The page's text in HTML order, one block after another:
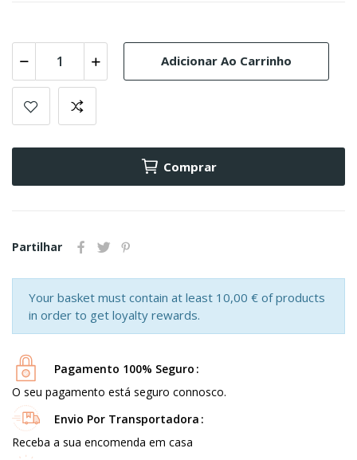
Adicionar Ao Carrinho
Comprar
Partilhar
Your basket must contain at least 10,00 € of products
in order to get loyalty rewards.
Pagamento 100% Seguro
O seu pagamento está seguro connosco.
Envio Por Transportadora
Receba a sua encomenda em casa